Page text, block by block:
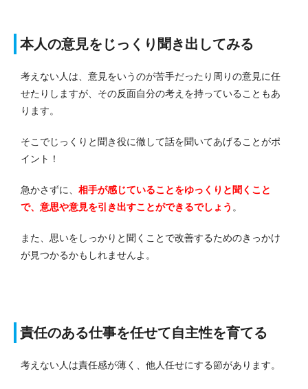
本人の意見をじっくり聞き出してみる
考えない人は、意見をいうのが苦手だったり周りの意見に任
せたりしますが、その反面自分の考えを持っていることもあ
ります。
そこでじっくりと聞き役に徹して話を聞いてあげることがポ
イント！
急かさずに、 相手が感じていることをゆっくりと聞くこと
で、意思や意見を引き出すことができるでしょう 。
また、思いをしっかりと聞くことで改善するためのきっかけ
が見つかるかもしれませんよ。
責任のある仕事を任せて自主性を育てる
考えない人は責任感が薄く、他人任せにする節があります。